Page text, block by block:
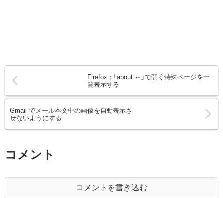
Firefox：「about:～」で開く特殊ページを一
覧表示する
Gmail でメール本文中の画像を自動表示さ
せないようにする
コメント
コメントを書き込む